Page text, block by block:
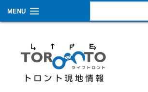
MENU
生活情報
その他